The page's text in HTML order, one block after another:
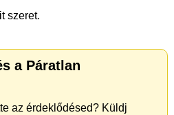
szeret.
a Páratlan
az érdeklődésed? Küldj